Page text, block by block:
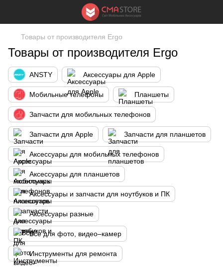
Товары от производителя Ergo
Товары от производителя Ergo
ANSTY Аксессуары для Apple
Мобильные телефоны Планшеты
Запчасти для мобильных телефонов
Запчасти для Apple Запчасти для планшетов
Аксессуары для мобильных телефонов
Аксессуары для планшетов
Аксессуары и запчасти для ноутбуков и ПК
Аксессуары разные
Все для фото, видео–камер
Инструменты для ремонта